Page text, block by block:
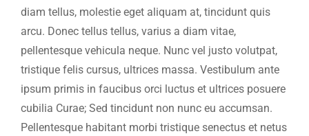
diam tellus, molestie eget aliquam at, tincidunt quis
arcu. Donec tellus tellus, varius a diam vitae,
pellentesque vehicula neque. Nunc vel justo volutpat,
tristique felis cursus, ultrices massa. Vestibulum ante
ipsum primis in faucibus orci luctus et ultrices posuere
cubilia Curae; Sed tincidunt non nunc eu accumsan.
Pellentesque habitant morbi tristique senectus et netus